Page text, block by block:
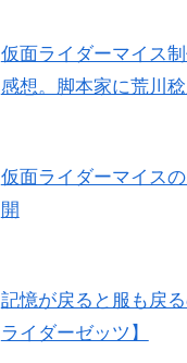
仮面ライダーマイス
感想。脚本家に荒川
仮面ライダーマイス
開
記憶が戻ると服も戻
ライダーゼッツ】